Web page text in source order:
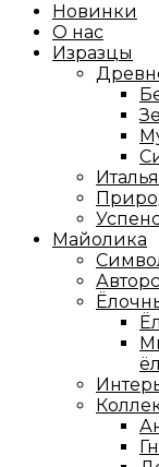
Новинки
О нас
Изразцы
Майолика